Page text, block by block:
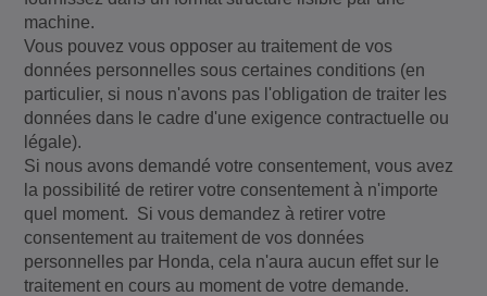
machine.
Vous pouvez vous opposer au traitement de vos
données personnelles sous certaines conditions (en
particulier, si nous n'avons pas l'obligation de traiter les
données dans le cadre d'une exigence contractuelle ou
légale).
Si nous avons demandé votre consentement, vous avez
la possibilité de retirer votre consentement à n'importe
quel moment. Si vous demandez à retirer votre
consentement au traitement de vos données
personnelles par Honda, cela n'aura aucun effet sur le
traitement en cours au moment de votre demande.